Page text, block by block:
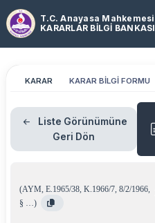
T.C. Anayasa Mahkemesi
KARARLAR BİLGİ BANKASI
KARAR KARAR BİLGİ FORMU
Liste Görünümüne
Geri Dön
(AYM, E.1965/38, K.1966/7, 8/2/1966,
§ …)